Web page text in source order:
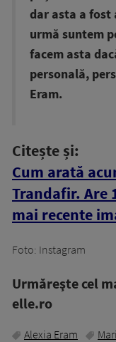
dar asta a fost
urmă suntem
facem asta
personală,
Eram.
Citește și:
Cum arată
Trandafir. Are
mai recente
Foto: Instagram
Urmăreşte cel
elle.ro
Alexia Eram